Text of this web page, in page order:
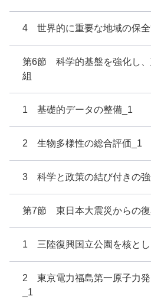
4 世界的に重要な地域の保全
第6節 科学的基盤を強化し、
組
1 基礎的データの整備_1
2 生物多様性の総合評価_1
3 科学と政策の結び付きの強
第7節 東日本大震災からの復
1 三陸復興国立公園を核と
2 東京電力福島第一原子力
_1